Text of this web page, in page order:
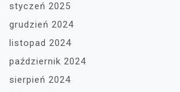
styczeń 2025
grudzień 2024
listopad 2024
październik 2024
sierpień 2024